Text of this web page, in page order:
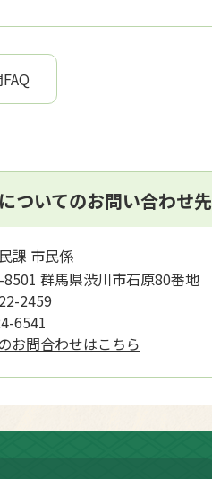
ついてのお問い合わせ先
課 市民係
8501 群馬県渋川市石原80番地
2459
6541
お問合わせはこちら